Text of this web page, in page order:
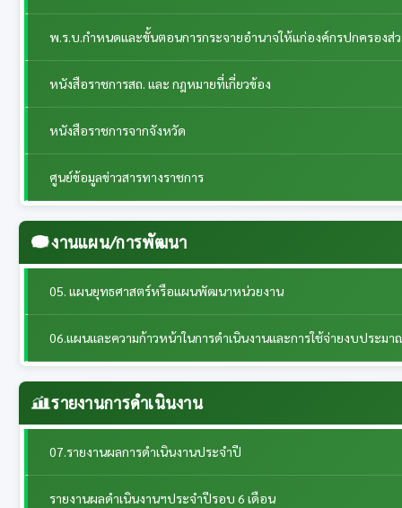
พ.ร.บ.กำหนดและขั้นตอนการกระจายอำนาจให้แก่องค์กรปกครอง
หนังสือราชการสถ. และ กฎหมายที่เกี่ยวข้อง
หนังสือราชการจากจังหวัด
ศูนย์ข้อมูลข่าวสารทางราชการ
งานแผน/การพัฒนา
05. แผนยุทธศาสตร์หรือแผนพัฒนาหน่วยงาน
06.แผนและความก้าวหน้าในการดำเนินงานและการใช้จ่ายงบประมา
รายงานการดำเนินงาน
07.รายงานผลการดำเนินงานประจำปี
รายงานผลดำเนินงานฯประจำปีรอบ 6 เดือน